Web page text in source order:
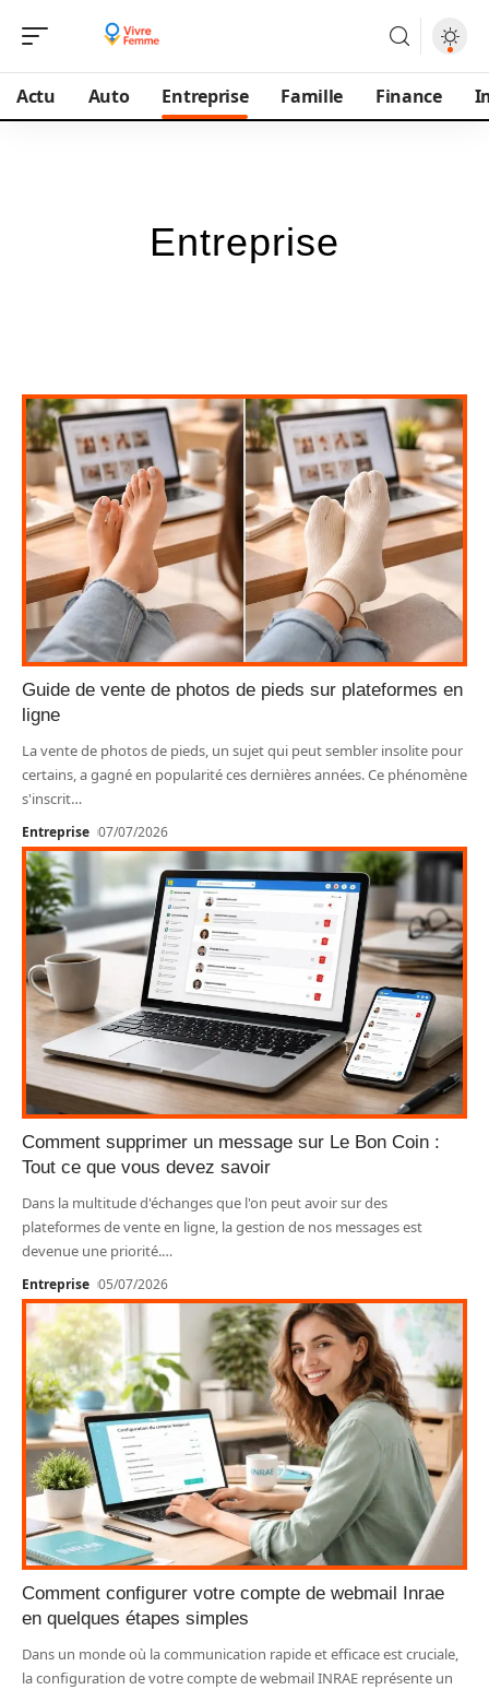
Actu Auto Entreprise Famille Finance
Entreprise
Guide de vente de photos de pieds sur plateformes en
ligne
La vente de photos de pieds, un sujet qui peut sembler insolite pour
certains, a gagné en popularité ces dernières années. Ce phénomène
s'inscrit…
Entreprise 07/07/2026
Comment supprimer un message sur Le Bon Coin :
Tout ce que vous devez savoir
Dans la multitude d'échanges que l'on peut avoir sur des
plateformes de vente en ligne, la gestion de nos messages est
devenue une priorité.…
Entreprise 05/07/2026
Comment configurer votre compte de webmail Inrae
en quelques étapes simples
Dans un monde où la communication rapide et efficace est cruciale,
la configuration de votre compte de webmail INRAE représente un